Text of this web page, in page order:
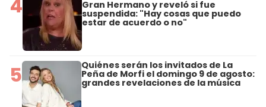
4 Gran Hermano y reveló si fue
suspendida: "Hay cosas que puedo
estar de acuerdo o no"
5 Quiénes serán los invitados de La
Peña de Morfi el domingo 9 de agosto:
grandes revelaciones de la música